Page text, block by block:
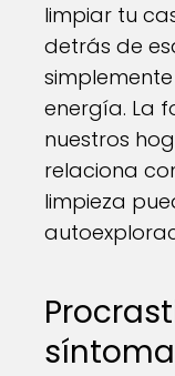
limpiar tu
detrás de
energía. La
nuestros
relaciona
limpieza